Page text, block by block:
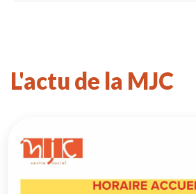
L'actu de la MJC